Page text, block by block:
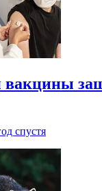
вакцины
спустя